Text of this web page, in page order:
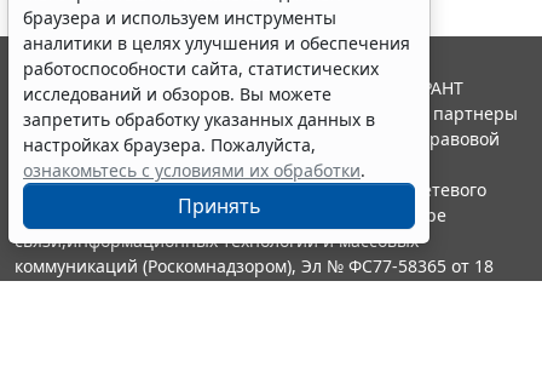
браузера и используем инструменты
аналитики в целях улучшения и обеспечения
работоспособности сайта, статистических
исследований и обзоров. Вы можете
запретить обработку указанных данных в
настройках браузера. Пожалуйста,
ознакомьтесь с условиями их обработки.
Принять
© ООО "НПП "ГАРАНТ-СЕРВИС", 2026. Система ГАРАНТ
выпускается с 1990 года. Компания "Гарант" и ее партнеры
являются участниками Российской ассоциации правовой
информации ГАРАНТ.
Портал ГАРАНТ.РУ зарегистрирован в качестве сетевого
издания Федеральной службой по надзору в сфере
связи,информационных технологий и массовых
коммуникаций (Роскомнадзором), Эл № ФС77-58365 от 18